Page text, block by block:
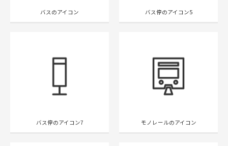
バスのアイコン バス停のアイコン5
バス停のアイコン7 モノレールのアイコン